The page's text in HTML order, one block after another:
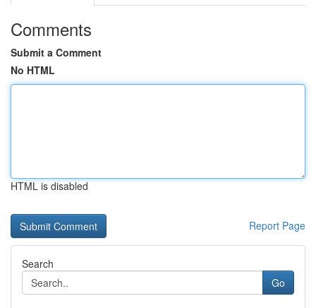
Comments
Submit a Comment
No HTML
HTML is disabled
Report Page
Search
Go